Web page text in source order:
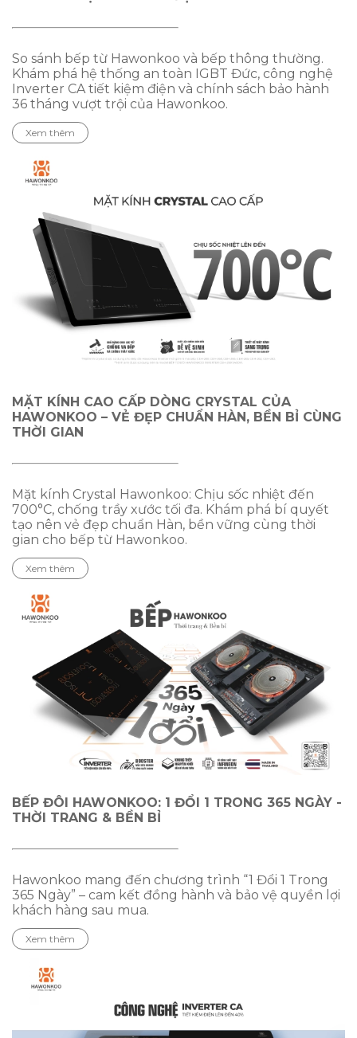
So sánh bếp từ Hawonkoo và bếp thông thường.
Khám phá hệ thống an toàn IGBT Đức, công nghệ
Inverter CA tiết kiệm điện và chính sách bảo hành
36 tháng vượt trội của Hawonkoo.
Xem thêm
MẶT KÍNH CAO CẤP DÒNG CRYSTAL CỦA
HAWONKOO – VẺ ĐẸP CHUẨN HÀN, BỀN BỈ CÙNG
THỜI GIAN
Mặt kính Crystal Hawonkoo: Chịu sốc nhiệt đến
700°C, chống trầy xước tối đa. Khám phá bí quyết
tạo nên vẻ đẹp chuẩn Hàn, bền vững cùng thời
gian cho bếp từ Hawonkoo.
Xem thêm
BẾP ĐÔI HAWONKOO: 1 ĐỔI 1 TRONG 365 NGÀY -
THỜI TRANG & BỀN BỈ
Hawonkoo mang đến chương trình “1 Đổi 1 Trong
365 Ngày” – cam kết đồng hành và bảo vệ quyền lợi
khách hàng sau mua.
Xem thêm